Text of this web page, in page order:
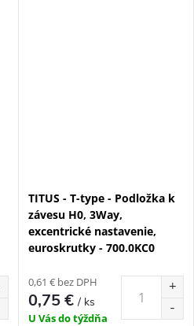
TITUS - T-type - Podložka k
závesu H0, 3Way,
excentrické nastavenie,
euroskrutky - 700.0KC0
0,61 € bez DPH
0,75 €/ ks
U Vás do týždňa